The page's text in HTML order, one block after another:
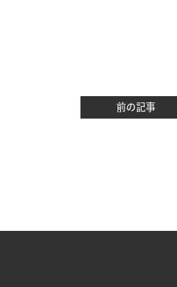
前の記事